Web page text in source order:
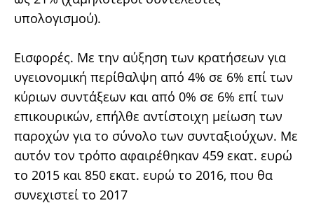
υπολογισμού).
Εισφορές. Με την αύξηση των κρατήσεων για
υγειονομική περίθαλψη από 4% σε 6% επί των
κύριων συντάξεων και από 0% σε 6% επί των
επικουρικών, επήλθε αντίστοιχη μείωση των
παροχών για το σύνολο των συνταξιούχων. Με
αυτόν τον τρόπο αφαιρέθηκαν 459 εκατ. ευρώ
το 2015 και 850 εκατ. ευρώ το 2016, που θα
συνεχιστεί το 2017